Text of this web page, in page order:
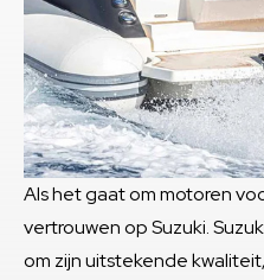
Als het gaat om motoren
vertrouwen op Suzuki.
om zijn uitstekende